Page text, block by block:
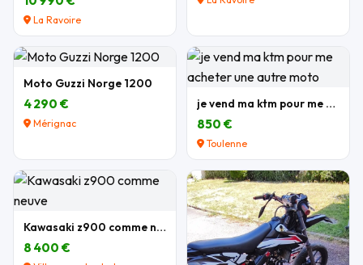
La Ravoire
Moto Guzzi Norge 1200
4 290 €
Mérignac
je vend ma ktm pour me acheter une autre moto
850 €
Toulenne
Kawasaki z900 comme neuve
8 400 €